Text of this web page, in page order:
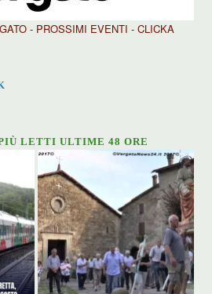
- PROSSIMI EVENTI - CLICKA
LETTI ULTIME 48 ORE